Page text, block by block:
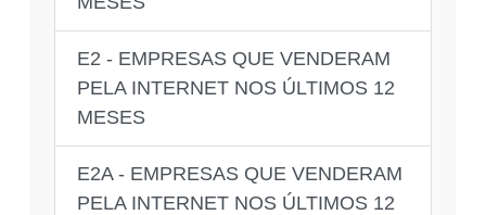
E2 - EMPRESAS QUE VENDERAM
PELA INTERNET NOS ÚLTIMOS 12
MESES
E2A - EMPRESAS QUE VENDERAM
PELA INTERNET NOS ÚLTIMOS 12